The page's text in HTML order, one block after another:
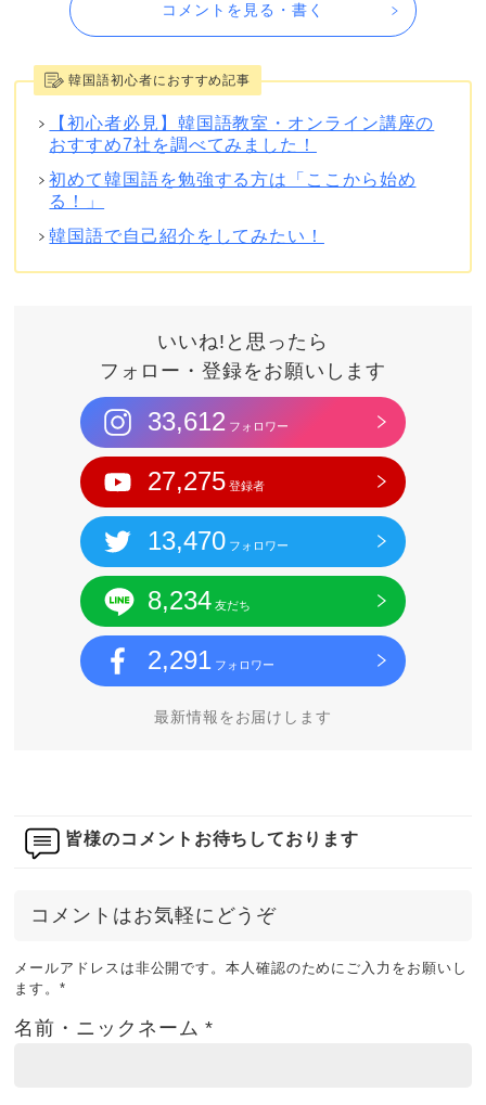
コメントを見る・書く
韓国語初心者におすすめ記事
【初心者必見】韓国語教室・オンライン講座の
おすすめ7社を調べてみました！
初めて韓国語を勉強する方は「ここから始め
る！」
韓国語で自己紹介をしてみたい！
いいね!と思ったら
フォロー・登録をお願いします
33,612 フォロワー
27,275 登録者
13,470 フォロワー
8,234 友だち
2,291 フォロワー
最新情報をお届けします
皆様のコメントお待ちしております
コメントはお気軽にどうぞ
メールアドレスは非公開です。本人確認のためにご入力をお願いし
ます。*
名前・ニックネーム*